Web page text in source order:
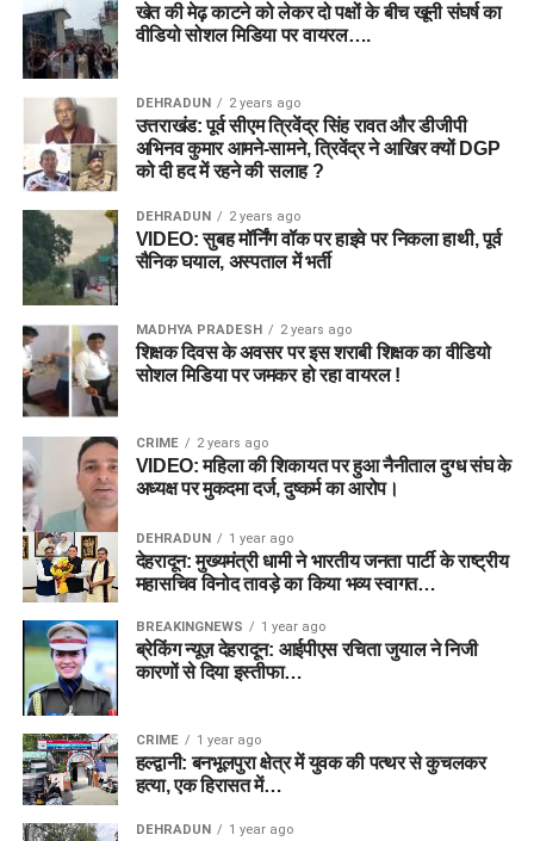
खेत की मेढ़ काटने को लेकर दो पक्षों के बीच खूनी संघर्ष का
वीडियो सोशल मिडिया पर वायरल….
DEHRADUN 2 years ago
उत्तराखंड: पूर्व सीएम त्रिवेंद्र सिंह रावत और डीजीपी
अभिनव कुमार आमने-सामने, त्रिवेंद्र ने आखिर क्यों DGP
को दी हद में रहने की सलाह ?
DEHRADUN 2 years ago
VIDEO: सुबह मॉर्निंग वॉक पर हाइवे पर निकला हाथी, पूर्व
सैनिक घयाल, अस्पताल में भर्ती
MADHYA PRADESH 2 years ago
शिक्षक दिवस के अवसर पर इस शराबी शिक्षक का वीडियो
सोशल मिडिया पर जमकर हो रहा वायरल !
CRIME 2 years ago
VIDEO: महिला की शिकायत पर हुआ नैनीताल दुग्ध संघ के
अध्यक्ष पर मुकदमा दर्ज, दुष्कर्म का आरोप।
DEHRADUN 1 year ago
देहरादून: मुख्यमंत्री धामी ने भारतीय जनता पार्टी के राष्ट्रीय
महासचिव विनोद तावड़े का किया भव्य स्वागत…
BREAKINGNEWS 1 year ago
ब्रेकिंग न्यूज़ देहरादून: आईपीएस रचिता जुयाल ने निजी
कारणों से दिया इस्तीफा…
CRIME 1 year ago
हल्द्वानी: बनभूलपुरा क्षेत्र में युवक की पत्थर से कुचलकर
हत्या, एक हिरासत में…
DEHRADUN 1 year ago